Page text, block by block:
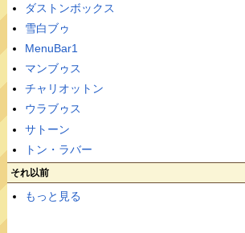
ダストンボックス
雪白ブゥ
MenuBar1
マンブゥス
チャリオットン
ウラブゥス
サトーン
トン・ラバー
それ以前
もっと見る